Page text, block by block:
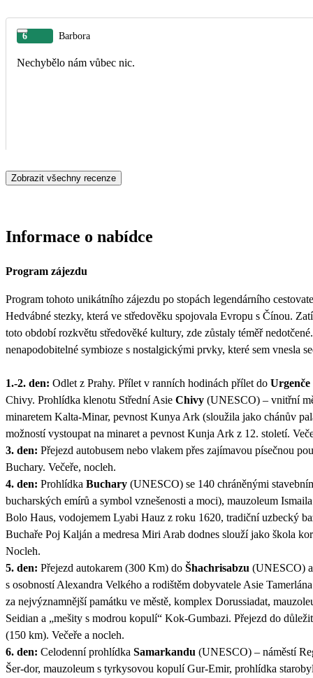
6 Barbora
Nechybělo nám vůbec nic.
Zobrazit všechny recenze
Informace o nabídce
Program zájezdu
Program tohoto unikátního zájezdu po stopách legendárního
Hedvábné stezky, která ve středověku spojovala Evropu s Čínou.
toto období rozkvětu středověké kultury, zde zůstaly téměř
nenapodobitelné symbioze s nostalgickými prvky, které sem vnesla
1.-2. den: Odlet z Prahy. Přílet v ranních hodinách přílet do Urgenče
Chivy. Prohlídka klenotu Střední Asie Chivy (UNESCO) – vnitřní
minaretem Kalta-Minar, pevnost Kunya Ark (sloužila jako chánův
možností vystoupat na minaret a pevnost Kunja Ark z 12. století.
3. den: Přejezd autobusem nebo vlakem přes zajímavou písečnou
Buchary. Večeře, nocleh.
4. den: Prohlídka Buchary (UNESCO) se 140 chráněnými
bucharských emírů a symbol vznešenosti a moci), mauzoleum
Bolo Haus, vodojemem Lyabi Hauz z roku 1620, tradiční uzbecký
Buchaře Poj Kalján a medresa Miri Arab dodnes slouží jako škola
Nocleh.
5. den: Přejezd autokarem (300 Km) do Šhachrisabzu (UNESCO) a
s osobností Alexandra Velkého a rodištěm dobyvatele Asie
za nejvýznamnější památku ve městě, komplex Dorussiadat,
Seidian a „mešity s modrou kopulí“ Kok-Gumbazi. Přejezd do
(150 km). Večeře a nocleh.
6. den: Celodenní prohlídka Samarkandu (UNESCO) – náměstí
Šer-dor, mauzoleum s tyrkysovou kopulí Gur-Emir, prohlídka